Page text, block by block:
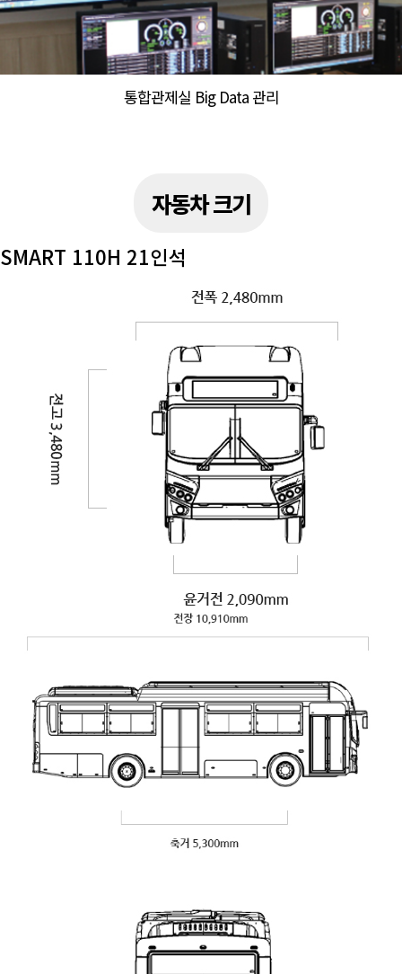
통합관제실 Big Data 관리
자동차 크기
SMART 110H 21인석